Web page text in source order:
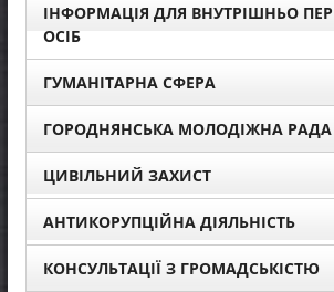
ІНФОРМАЦІЯ ДЛЯ ВНУТРІШНЬО
ОСІБ
ГУМАНІТАРНА СФЕРА
ГОРОДНЯНСЬКА МОЛОДІЖНА РАДА
ЦИВІЛЬНИЙ ЗАХИСТ
АНТИКОРУПЦІЙНА ДІЯЛЬНІСТЬ
КОНСУЛЬТАЦІЇ З ГРОМАДСЬКІСТЮ